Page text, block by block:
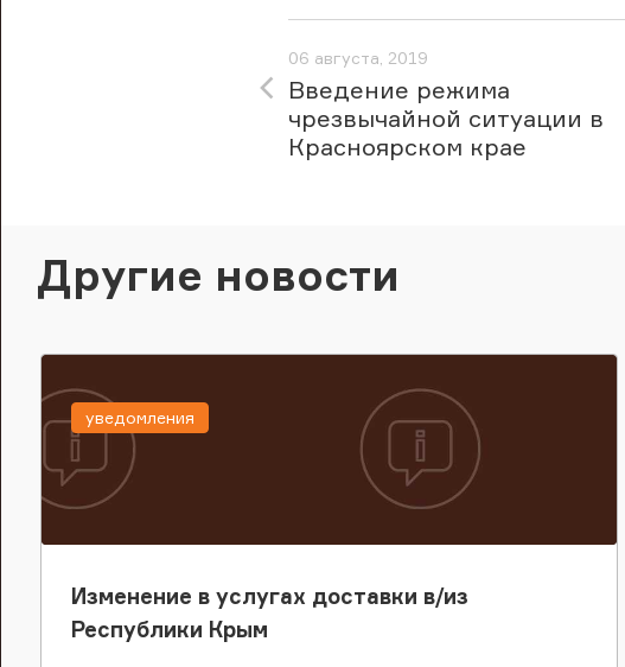
06 августа, 2019
Введение режима
чрезвычайной ситуации в
Красноярском крае
Другие новости
Изменение в услугах доставки в/из
Республики Крым
уведомления